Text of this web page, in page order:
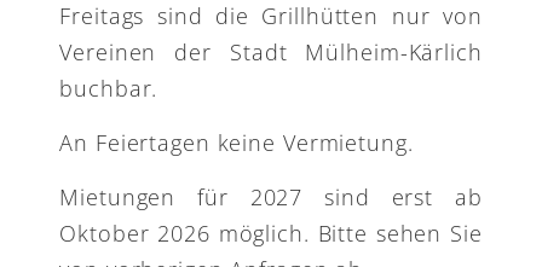
Freitags sind die Grillhütten nur von
Vereinen der Stadt Mülheim-Kärlich
buchbar.
An Feiertagen keine Vermietung.
Mietungen für 2027 sind erst ab
Oktober 2026 möglich. Bitte sehen Sie